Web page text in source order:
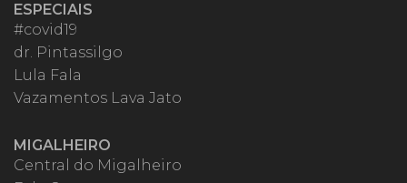
ESPECIAIS
#covid19
dr. Pintassilgo
Lula Fala
Vazamentos Lava Jato
MIGALHEIRO
Central do Migalheiro